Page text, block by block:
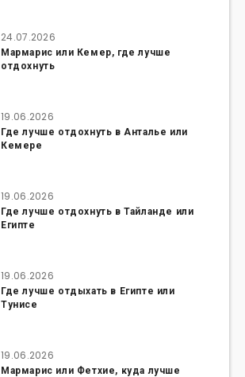
24.07.2026
Мармарис или Кемер, где лучше
отдохнуть
19.06.2026
Где лучше отдохнуть в Анталье или
Кемере
19.06.2026
Где лучше отдохнуть в Тайланде или
Египте
19.06.2026
Где лучше отдыхать в Египте или
Тунисе
19.06.2026
Мармарис или Фетхие, куда лучше